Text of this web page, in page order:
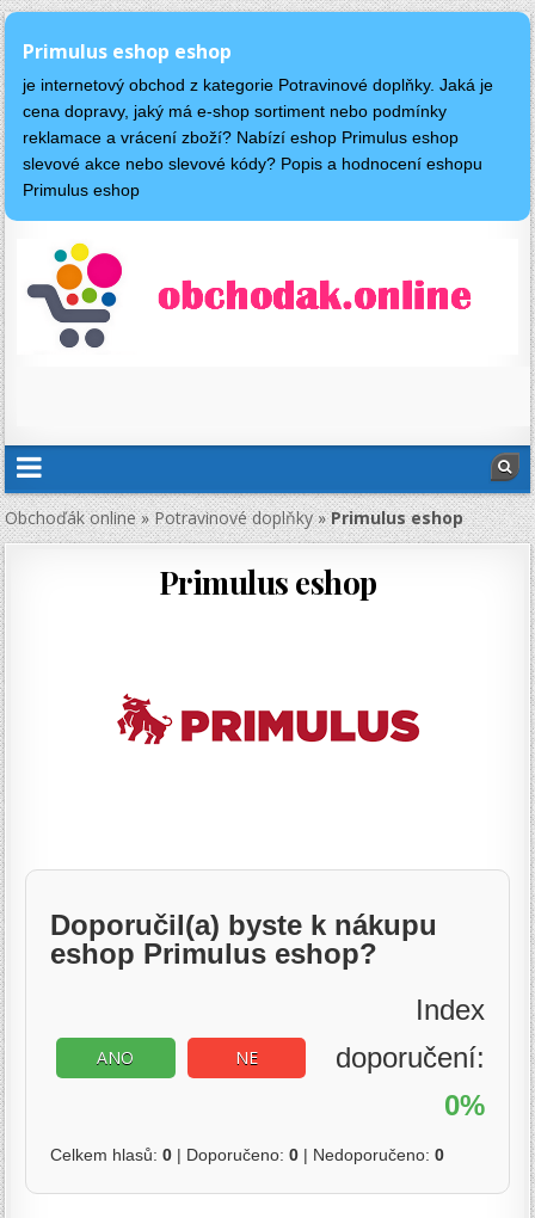
Primulus eshop eshop
je internetový obchod z kategorie Potravinové doplňky. Jaká je
cena dopravy, jaký má e-shop sortiment nebo podmínky
reklamace a vrácení zboží? Nabízí eshop Primulus eshop
slevové akce nebo slevové kódy? Popis a hodnocení eshopu
Primulus eshop
Obchoďák online»Potravinové doplňky»Primulus eshop
Primulus eshop
Doporučil(a) byste k nákupu
eshop Primulus eshop?
ANO NE
Index
doporučení:
0%
Celkem hlasů:0 | Doporučeno:0 | Nedoporučeno:0